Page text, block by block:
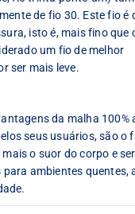
de fio 30. Este fio é
isto é, mais fino que
um fio de melhor
ser mais leve.
da malha 100%
seus usuários, são o
o suor do corpo e
para ambientes quentes,